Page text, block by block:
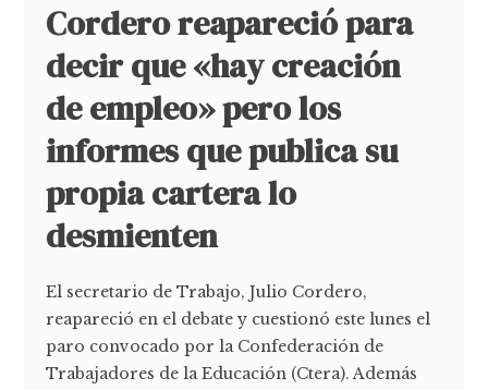
Cordero reapareció para
decir que «hay creación
de empleo» pero los
informes que publica su
propia cartera lo
desmienten
El secretario de Trabajo, Julio Cordero,
reapareció en el debate y cuestionó este lunes el
paro convocado por la Confederación de
Trabajadores de la Educación (Ctera). Además